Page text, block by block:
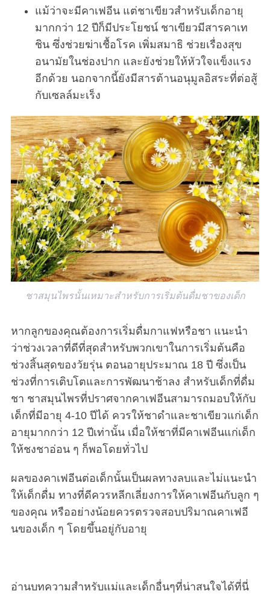
แม้ว่าจะมีคาเฟอีน แต่ชาเขียวสำหรับเด็กอายุ
มากกว่า 12 ปีก็มีประโยชน์ ชาเขียวมีสารคาเท
ชิน ซึ่งช่วยฆ่าเชื้อโรค เพิ่มสมาธิ ช่วยเรื่องสุข
อนามัยในช่องปาก และยังช่วยให้หัวใจแข็งแรง
อีกด้วย นอกจากนี้ยังมีสารต้านอนุมูลอิสระที่ต่อสู้
กับเซลล์มะเร็ง
ชาสมุนไพรนั้นเหมาะสำหรับการเริ่มต้นดื่มชาของเด็ก
หากลูกของคุณต้องการเริ่มดื่มกาแฟหรือชา แนะนำ
ว่าช่วงเวลาที่ดีที่สุดสำหรับพวกเขาในการเริ่มต้นคือ
ช่วงสิ้นสุดของวัยรุ่น ตอนอายุประมาณ 18 ปี ซึ่งเป็น
ช่วงที่การเติบโตและการพัฒนาช้าลง สำหรับเด็กที่ดื่ม
ชา ชาสมุนไพรที่ปราศจากคาเฟอีนสามารถมอบให้กับ
เด็กที่มีอายุ 4-10 ปีได้ ควรให้ชาดำและชาเขียวแก่เด็ก
อายุมากกว่า 12 ปีเท่านั้น เมื่อให้ชาที่มีคาเฟอีนแก่เด็ก
ให้ชงชาอ่อน ๆ ก็พอโดยทั่วไป
ผลของคาเฟอีนต่อเด็กนั้นเป็นผลทางลบและไม่แนะนำ
ให้เด็กดื่ม ทางที่ดีควรหลีกเลี่ยงการให้คาเฟอีนกับลูก ๆ
ของคุณ หรืออย่างน้อยควรตรวจสอบปริมาณคาเฟอี
นของเด็ก ๆ โดยขึ้นอยู่กับอายุ
อ่านบทความสำหรับแม่และเด็กอื่นๆที่น่าสนใจได้ที่นี่